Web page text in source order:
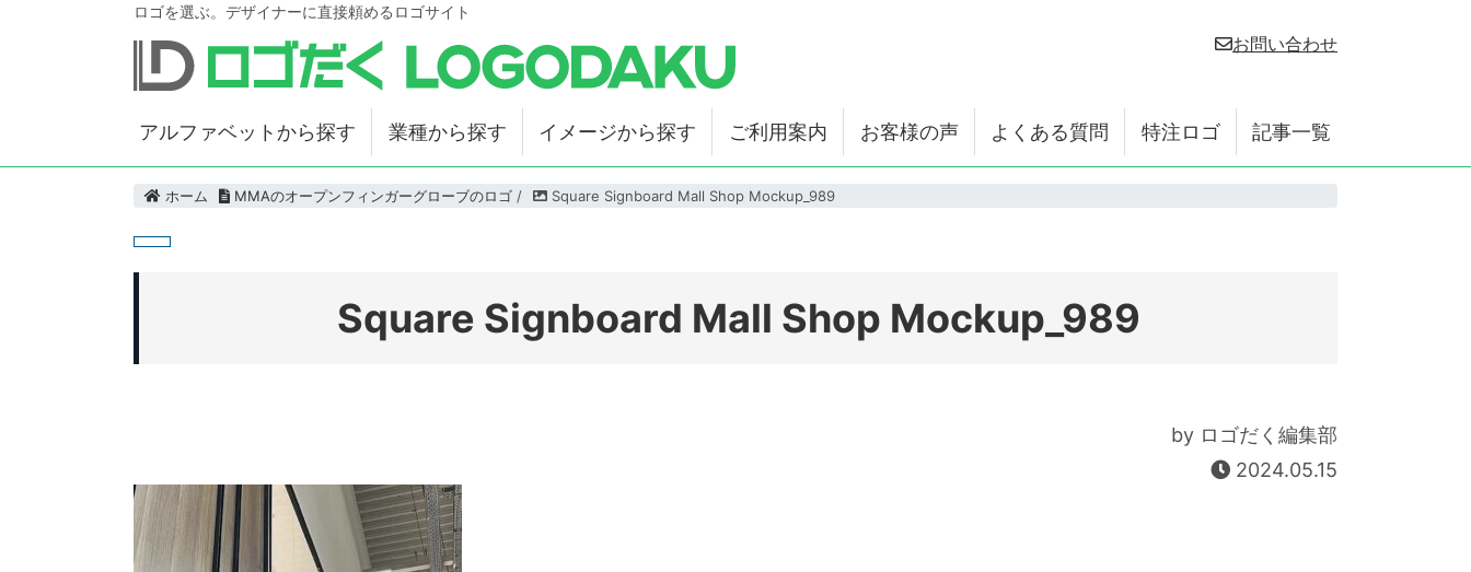
ロゴを選ぶ。デザイナーに直接頼めるロゴサイト
お問い合わせ
アルファベットから探す 業種から探す イメージから探す ご利用案内 お客様の声 よくある質問 特注ロゴ 記事一覧
ホーム MMAのオープンフィンガーグローブのロゴ / Square Signboard Mall Shop Mockup_989
Square Signboard Mall Shop Mockup_989
by ロゴだく編集部
2024.05.15